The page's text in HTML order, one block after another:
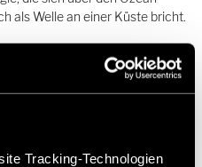
Tracking-Technologien
als Welle an einer Küste bricht.